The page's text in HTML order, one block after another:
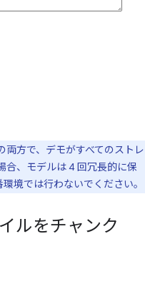
両方で、デモがすべてのストレ
合、モデルは 4 回冗長的に保
境では行わないでください。
ルをチャンク